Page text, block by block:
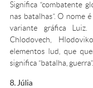
Significa “combatente
nas batalhas”. O nomeé
variante gráfica
Chlodovech,
elementos lud, que
significa “batalha, guerra”.
8. Júlia